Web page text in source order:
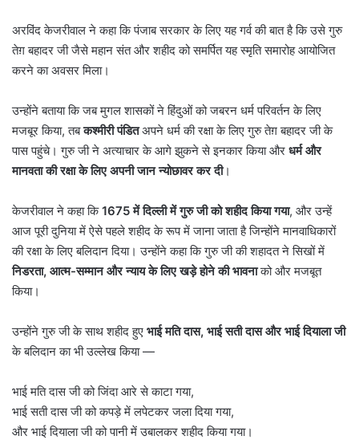
अरविंद केजरीवाल ने कहा कि पंजाब सरकार के लिए यह गर्व की बात है कि उसे गुरु
तेग़ बहादर जी जैसे महान संत और शहीद को समर्पित यह स्मृति समारोह आयोजित
करने का अवसर मिला।
उन्होंने बताया कि जब मुगल शासकों ने हिंदुओं को जबरन धर्म परिवर्तन के लिए
मजबूर किया, तबकश्मीरी पंडितअपने धर्म की रक्षा के लिए गुरु तेग़ बहादर जी के
पास पहुंचे। गुरु जी ने अत्याचार के आगे झुकने से इनकार किया और धर्म और
मानवता की रक्षा के लिए अपनी जान न्योछावर कर दी।
केजरीवाल ने कहा कि1675में दिल्ली में गुरु जी को शहीद किया गया, और उन्हें
आज पूरी दुनिया में ऐसे पहले शहीद के रूप में जाना जाता है जिन्होंने मानवाधिकारों
की रक्षा के लिए बलिदान दिया। उन्होंने कहा कि गुरु जी की शहादत ने सिखों में
निडरता, आत्म-सम्मान और न्याय के लिए खड़े होने की भावनाको और मजबूत
किया।
उन्होंने गुरु जी के साथ शहीद हुए भाई मति दास, भाई सती दास और भाई दियाला जी
के बलिदान का भी उल्लेख किया —
भाई मति दास जी को जिंदा आरे से काटा गया,
भाई सती दास जी को कपड़े में लपेटकर जला दिया गया,
और भाई दियाला जी को पानी में उबालकर शहीद किया गया।